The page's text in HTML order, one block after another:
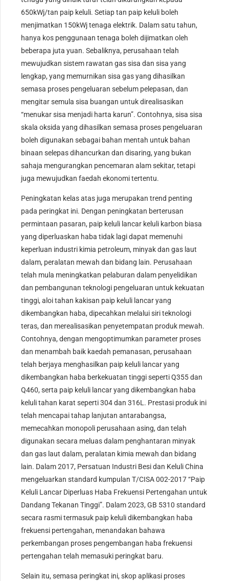
650kWj/tan paip keluli. Setiap tan paip keluli boleh
menjimatkan 150kWj tenaga elektrik. Dalam satu tahun,
hanya kos penggunaan tenaga boleh dijimatkan oleh
beberapa juta yuan. Sebaliknya, perusahaan telah
mewujudkan sistem rawatan gas sisa dan sisa yang
lengkap, yang memurnikan sisa gas yang dihasilkan
semasa proses pengeluaran sebelum pelepasan, dan
mengitar semula sisa buangan untuk direalisasikan
“menukar sisa menjadi harta karun”. Contohnya, sisa sisa
skala oksida yang dihasilkan semasa proses pengeluaran
boleh digunakan sebagai bahan mentah untuk bahan
binaan selepas dihancurkan dan disaring, yang bukan
sahaja mengurangkan pencemaran alam sekitar, tetapi
juga mewujudkan faedah ekonomi tertentu.
Peningkatan kelas atas juga merupakan trend penting
pada peringkat ini. Dengan peningkatan berterusan
permintaan pasaran, paip keluli lancar keluli karbon biasa
yang diperluaskan haba tidak lagi dapat memenuhi
keperluan industri kimia petroleum, minyak dan gas laut
dalam, peralatan mewah dan bidang lain. Perusahaan
telah mula meningkatkan pelaburan dalam penyelidikan
dan pembangunan teknologi pengeluaran untuk kekuatan
tinggi, aloi tahan kakisan paip keluli lancar yang
dikembangkan haba, dipecahkan melalui siri teknologi
teras, dan merealisasikan penyetempatan produk mewah.
Contohnya, dengan mengoptimumkan parameter proses
dan menambah baik kaedah pemanasan, perusahaan
telah berjaya menghasilkan paip keluli lancar yang
dikembangkan haba berkekuatan tinggi seperti Q355 dan
Q460, serta paip keluli lancar yang dikembangkan haba
keluli tahan karat seperti 304 dan 316L. Prestasi produk ini
telah mencapai tahap lanjutan antarabangsa,
memecahkan monopoli perusahaan asing, dan telah
digunakan secara meluas dalam penghantaran minyak
dan gas laut dalam, peralatan kimia mewah dan bidang
lain. Dalam 2017, Persatuan Industri Besi dan Keluli China
mengeluarkan standard kumpulan T/CISA 002-2017 “Paip
Keluli Lancar Diperluas Haba Frekuensi Pertengahan untuk
Dandang Tekanan Tinggi”. Dalam 2023, GB 5310 standard
secara rasmi termasuk paip keluli dikembangkan haba
frekuensi pertengahan, menandakan bahawa
perkembangan proses pengembangan haba frekuensi
pertengahan telah memasuki peringkat baru.
Selain itu, semasa peringkat ini, skop aplikasi proses